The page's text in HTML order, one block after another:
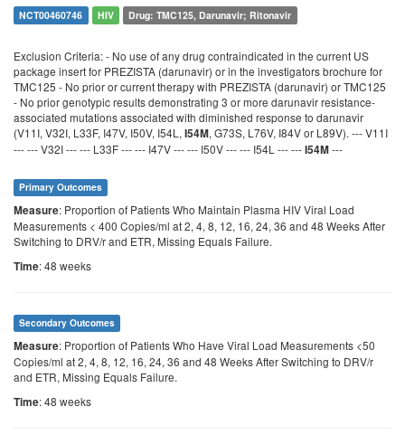
NCT00460746 HIV Drug: TMC125, Darunavir; Ritonavir
Exclusion Criteria: - No use of any drug contraindicated in the current US
package insert for PREZISTA (darunavir) or in the investigators brochure for
TMC125 - No prior or current therapy with PREZISTA (darunavir) or TMC125
- No prior genotypic results demonstrating 3 or more darunavir resistance-
associated mutations associated with diminished response to darunavir
(V11I, V32I, L33F, I47V, I50V, I54L, I54M, G73S, L76V, I84V or L89V). --- V11I
--- --- V32I --- --- L33F --- --- I47V --- --- I50V --- --- I54L --- ---I54M---
Primary Outcomes
Measure: Proportion of Patients Who Maintain Plasma HIV Viral Load
Measurements < 400 Copies/ml at 2, 4, 8, 12, 16, 24, 36 and 48 Weeks After
Switching to DRV/r and ETR, Missing Equals Failure.
Time: 48 weeks
Secondary Outcomes
Measure: Proportion of Patients Who Have Viral Load Measurements <50
Copies/ml at 2, 4, 8, 12, 16, 24, 36 and 48 Weeks After Switching to DRV/r
and ETR, Missing Equals Failure.
Time: 48 weeks